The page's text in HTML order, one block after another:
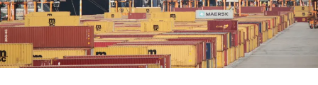
SPORT
Streaming